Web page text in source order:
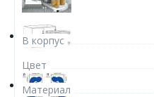
В корпус
Цвет
Материал